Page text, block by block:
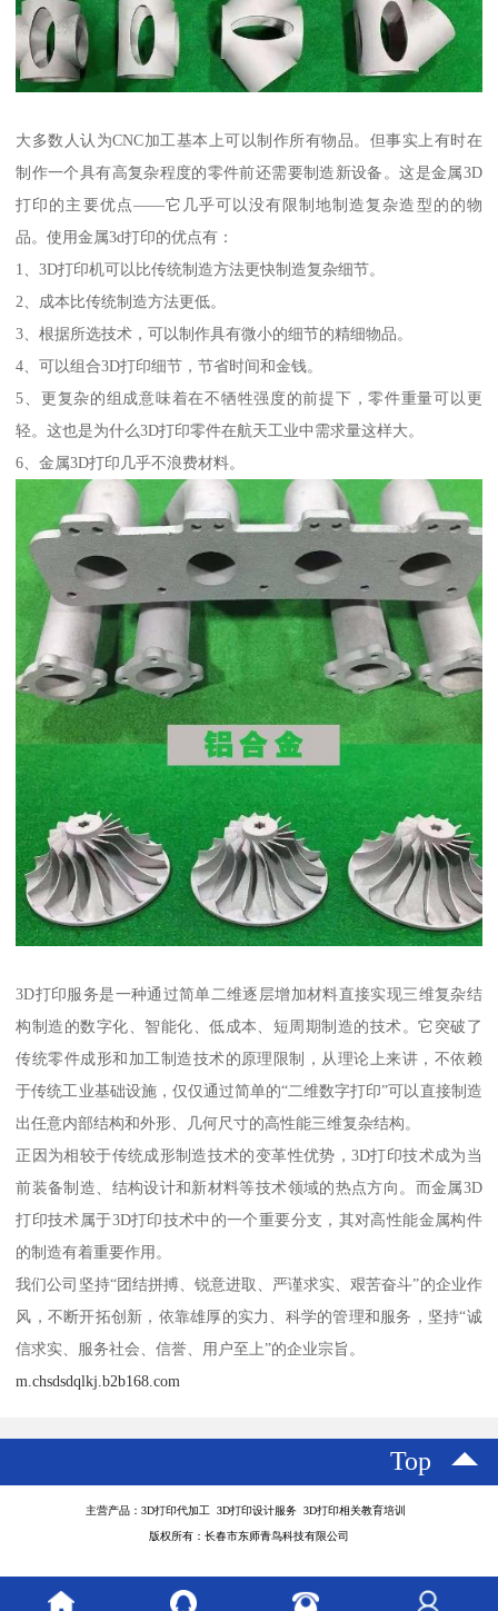
大多数人认为CNC加工基本上可以制作所有物品。但事实上有时在
制作一个具有高复杂程度的零件前还需要制造新设备。这是金属3D
打印的主要优点——它几乎可以没有限制地制造复杂造型的的物
品。使用金属3d打印的优点有：
1、3D打印机可以比传统制造方法更快制造复杂细节。
2、成本比传统制造方法更低。
3、根据所选技术，可以制作具有微小的细节的精细物品。
4、可以组合3D打印细节，节省时间和金钱。
5、更复杂的组成意味着在不牺牲强度的前提下，零件重量可以更
轻。这也是为什么3D打印零件在航天工业中需求量这样大。
6、金属3D打印几乎不浪费材料。
3D打印服务是一种通过简单二维逐层增加材料直接实现三维复杂结
构制造的数字化、智能化、低成本、短周期制造的技术。它突破了
传统零件成形和加工制造技术的原理限制，从理论上来讲，不依赖
于传统工业基础设施，仅仅通过简单的“二维数字打印”可以直接制造
出任意内部结构和外形、几何尺寸的高性能三维复杂结构。
正因为相较于传统成形制造技术的变革性优势，3D打印技术成为当
前装备制造、结构设计和新材料等技术领域的热点方向。而金属3D
打印技术属于3D打印技术中的一个重要分支，其对高性能金属构件
的制造有着重要作用。
我们公司坚持“团结拼搏、锐意进取、严谨求实、艰苦奋斗”的企业作
风，不断开拓创新，依靠雄厚的实力、科学的管理和服务，坚持“诚
信求实、服务社会、信誉、用户至上”的企业宗旨。
m.chsdsdqlkj.b2b168.com
Top
主营产品：3D打印代加工 3D打印设计服务 3D打印相关教育培训
版权所有：长春市东师青鸟科技有限公司